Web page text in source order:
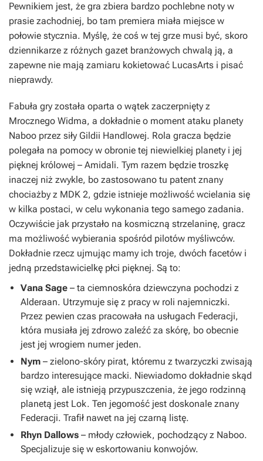
Pewnikiem jest, że gra zbiera bardzo pochlebne noty w
prasie zachodniej, bo tam premiera miała miejsce w
połowie stycznia. Myślę, że coś w tej grze musi być, skoro
dziennikarze z różnych gazet branżowych chwalą ją, a
zapewne nie mają zamiaru kokietować LucasArts i pisać
nieprawdy.
Fabuła gry została oparta o wątek zaczerpnięty z
Mrocznego Widma, a dokładnie o moment ataku planety
Naboo przez siły Gildii Handlowej. Rola gracza będzie
polegała na pomocy w obronie tej niewielkiej planety i jej
pięknej królowej – Amidali. Tym razem będzie troszkę
inaczej niż zwykle, bo zastosowano tu patent znany
chociażby z MDK 2, gdzie istnieje możliwość wcielania się
w kilka postaci, w celu wykonania tego samego zadania.
Oczywiście jak przystało na kosmiczną strzelaninę, gracz
ma możliwość wybierania spośród pilotów myśliwców.
Dokładnie rzecz ujmując mamy ich troje, dwóch facetów i
jedną przedstawicielkę płci pięknej. Są to:
Vana Sage – ta ciemnoskóra dziewczyna pochodzi z
Alderaan. Utrzymuje się z pracy w roli najemniczki.
Przez pewien czas pracowała na usługach Federacji,
która musiała jej zdrowo zaleźć za skórę, bo obecnie
jest jej wrogiem numer jeden.
Nym – zielono-skóry pirat, któremu z twarzyczki zwisają
bardzo interesujące macki. Niewiadomo dokładnie skąd
się wziął, ale istnieją przypuszczenia, że jego rodzinną
planetą jest Lok. Ten jegomość jest doskonale znany
Federacji. Trafił nawet na jej czarną listę.
Rhyn Dallows – młody człowiek, pochodzący z Naboo.
Specjalizuje się w eskortowaniu konwojów.